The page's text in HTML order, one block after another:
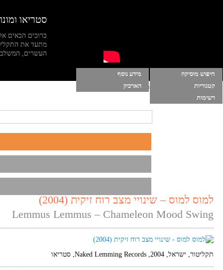
סטריאו ומונו
ברוכים הבאים
מתעד את
העשרים, המשלב
חיפוש מוסיקה
מידע נוסף
קטגוריות
הארכיון
רשימות
הרשימות שלי התחברות |הפעל מוסיקה ברקע
למוס למוס – שינויי מצב רוח זיקית (2004)
Lemmus Lemmus – Chameleon Mood Swing
תקליטור, ישראל, 2004, Naked Lemming Records, סטריאו